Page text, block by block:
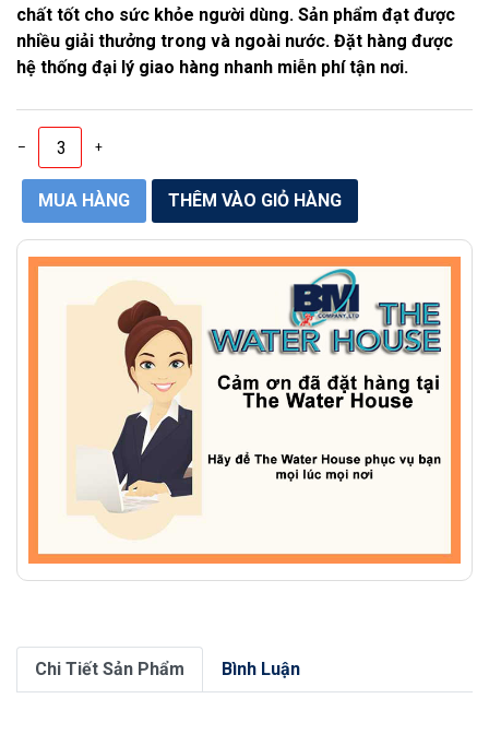
chất tốt cho sức khỏe người dùng. Sản phẩm đạt được
nhiều giải thưởng trong và ngoài nước. Đặt hàng được
hệ thống đại lý giao hàng nhanh miễn phí tận nơi.
– +
Chi Tiết Sản Phẩm Bình Luận